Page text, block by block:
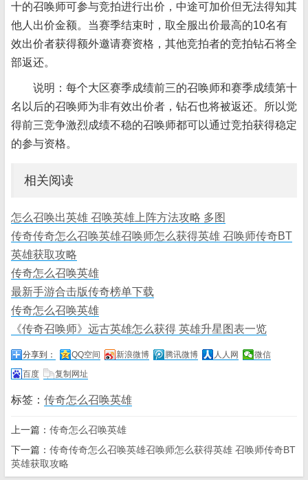
十的召唤师可参与竞拍进行出价，中途可加价但无法得知其
他人出价金额。当赛季结束时，取全服出价最高的10名有
效出价者获得额外邀请赛资格，其他竞拍者的竞拍钻石将全
部返还。
说明：每个大区赛季成绩前三的召唤师和赛季成绩第十
名以后的召唤师为非有效出价者，钻石也将被返还。所以觉
得前三竞争激烈成绩不稳的召唤师都可以通过竞拍获得稳定
的参与资格。
相关阅读
怎么召唤出英雄 召唤英雄上阵方法攻略 多图
传奇传奇怎么召唤英雄召唤师怎么获得英雄 召唤师传奇BT
英雄获取攻略
传奇怎么召唤英雄
最新手游合击版传奇榜单下载
传奇怎么召唤英雄
《传奇召唤师》远古英雄怎么获得 英雄升星图表一览
分享到： QQ空间 新浪微博 腾讯微博 人人网
微信
百度
复制网址
标签： 传奇怎么召唤英雄
上一篇： 传奇怎么召唤英雄
下一篇： 传奇传奇怎么召唤英雄召唤师怎么获得英雄 召唤师传奇BT
英雄获取攻略